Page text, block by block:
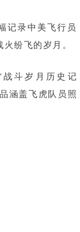
记录中美飞行员
纷飞的岁月。
斗岁月历史记
涵盖飞虎队员照